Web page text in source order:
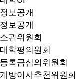
정보공개
정보공개
소관위원회
대학평의원회
등록금심의위원회
개방이사추천위원회